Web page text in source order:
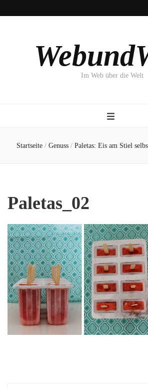
Im Web über die Welt
Startseite / Genuss / Paletas: Eis am Stiel
Paletas_02